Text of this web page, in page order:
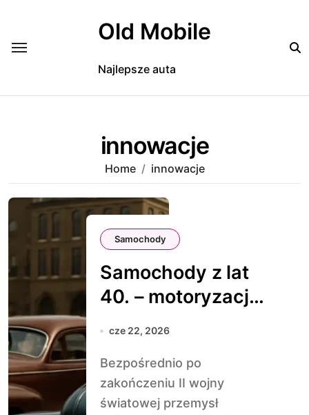
Old Mobile
Najlepsze auta
innowacje
Home innowacje
Samochody
Samochody z lat
40. – motoryzacja
po II wojnie
cze 22, 2026
Bezpośrednio po
zakończeniu II wojny
światowej przemysł